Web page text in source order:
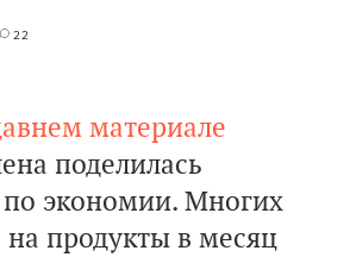
22
материале
поделилась
экономии. Многих
на продукты в месяц